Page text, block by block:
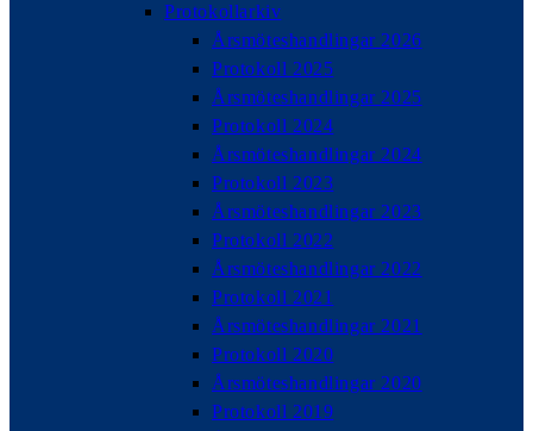
Protokollarkiv
Årsmöteshandlingar 2026
Protokoll 2025
Årsmöteshandlingar 2025
Protokoll 2024
Årsmöteshandlingar 2024
Protokoll 2023
Årsmöteshandlingar 2023
Protokoll 2022
Årsmöteshandlingar 2022
Protokoll 2021
Årsmöteshandlingar 2021
Protokoll 2020
Årsmöteshandlingar 2020
Protokoll 2019